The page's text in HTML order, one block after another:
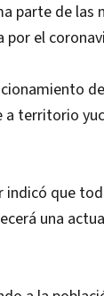
parte de
el
territorio
que
una